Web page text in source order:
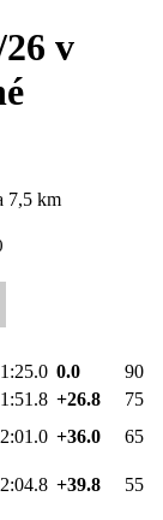
v
7,5 km
0.0
90
+26.8
75
+36.0 65
+39.8 55